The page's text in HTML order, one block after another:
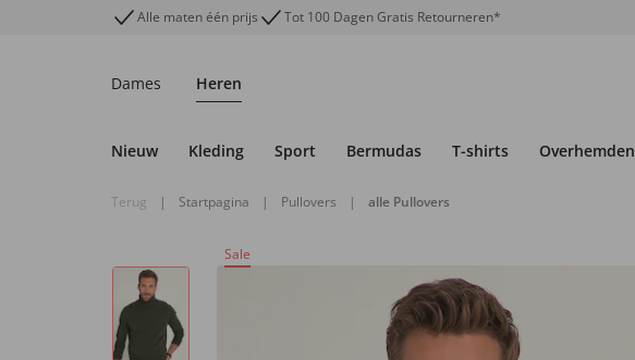
Alle maten één prijs Tot 100 Dagen Gratis Retourneren*
Dames Heren
Nieuw Kleding Sport Bermudas T-shirts Overhemden
Terug | Startpagina | Pullovers | alle Pullovers
Sale